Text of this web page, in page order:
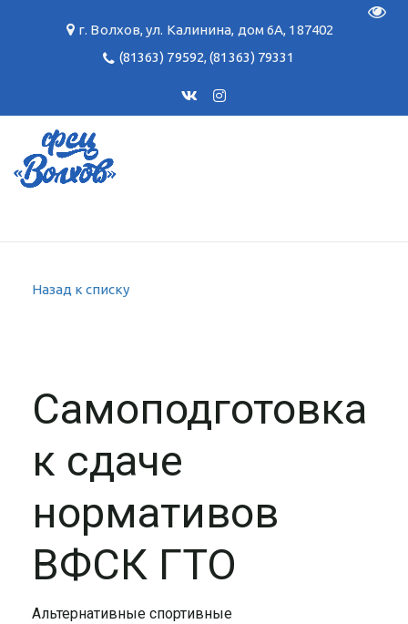
г. Волхов,ул. Калинина, дом 6А, 187402
(81363) 79592,(81363) 79331
Назад к списку
Самоподготовка
к сдаче
нормативов
ВФСК ГТО
Альтернативные спортивные